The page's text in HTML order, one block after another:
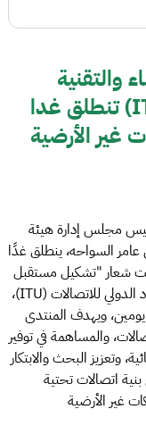
والتقنية
والاتحاد الدولي للاتصالات (ITU) تنطلق غدا
غير الأرضية
رئيس مجلس إدارة هيئة
عامر السواحه، ينطلق غدًا
الدولي للشبكات غير الأرضية 2024 تحت شعار "تشكيل مستقبل
متكامل لأنظمة الاتصالات" بتنظيم الهيئة والاتحاد الدولي للاتصالات (ITU)،
ويهدف المنتدى
والمساهمة في توفير
وتعزيز البحث والابتكار
اتصالات تحتية
غير الأرضية